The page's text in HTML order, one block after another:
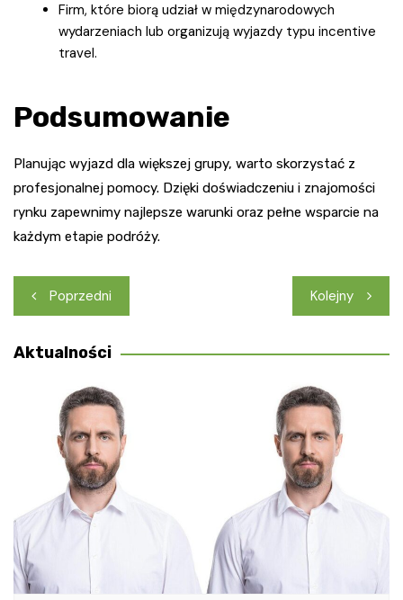
Firm, które biorą udział w międzynarodowych
wydarzeniach lub organizują wyjazdy typu incentive
travel.
Podsumowanie
Planując wyjazd dla większej grupy, warto skorzystać z
profesjonalnej pomocy. Dzięki doświadczeniu i znajomości
rynku zapewnimy najlepsze warunki oraz pełne wsparcie na
każdym etapie podróży.
Nawigacja
wpisu
Poprzedni Kolejny
Aktualności